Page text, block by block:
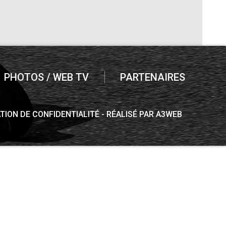
PHOTOS / WEB TV PARTENAIRES
DE CONFIDENTIALITÉ RÉALISÉ PAR A3WEB